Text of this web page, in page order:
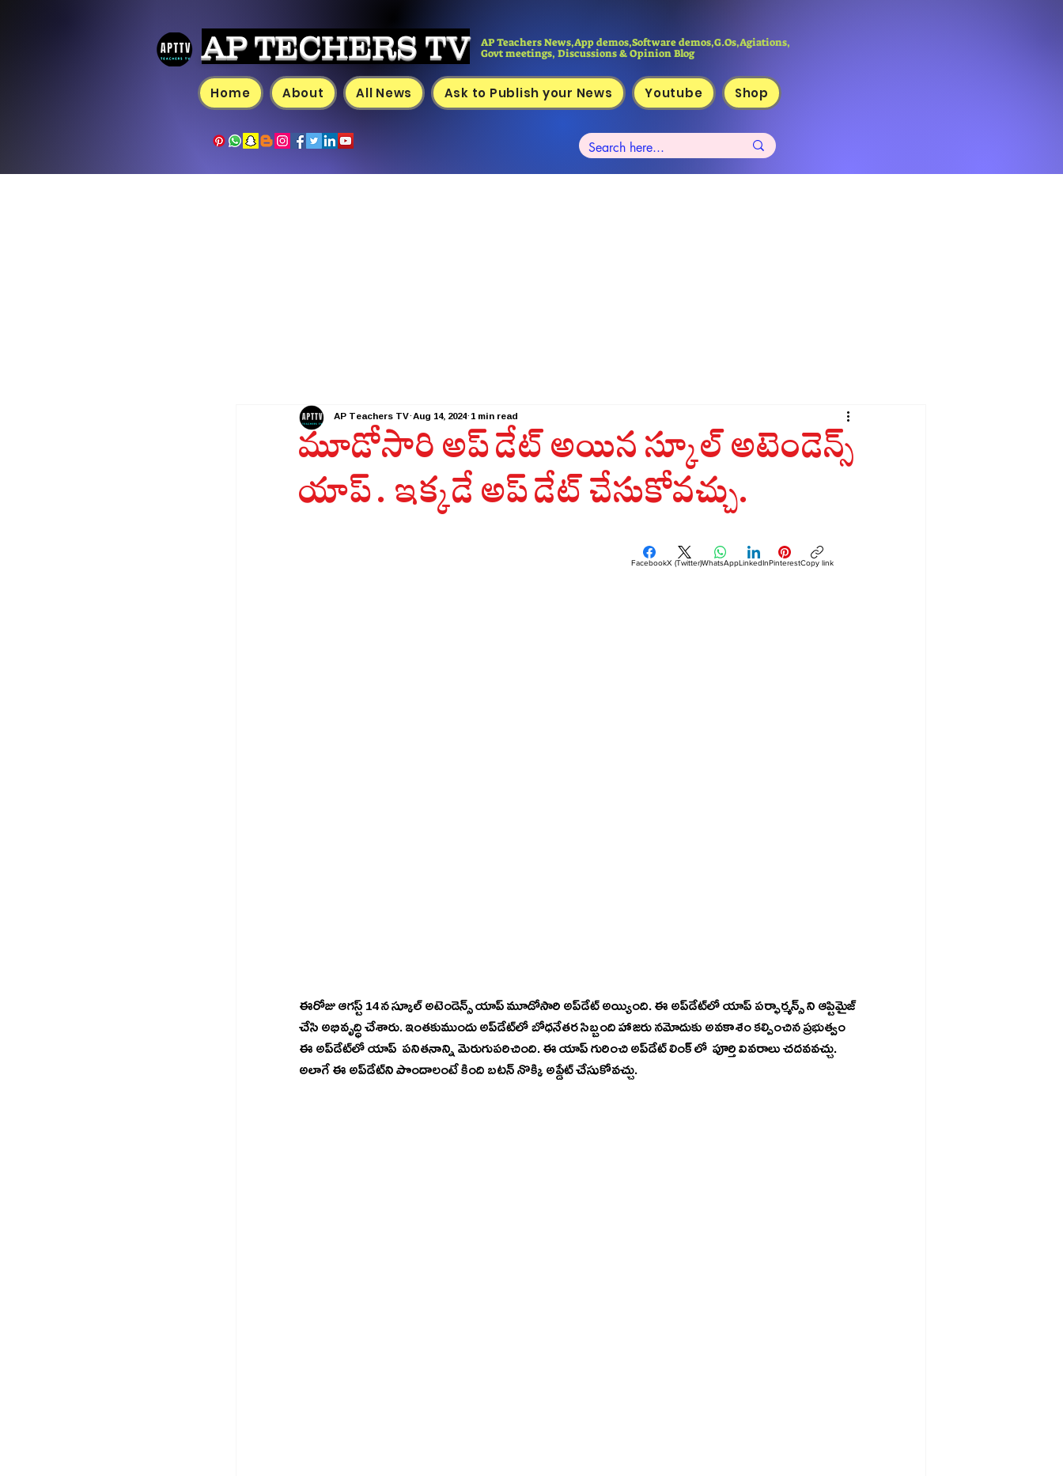
Home About All News Ask to Publish your News Youtube Shop
AP TECHERS TV
AP Teachers News,App demos,Software demos,G.Os,Agiations,
Govt meetings, Discussions & Opinion Blog
మూడోసారి అప్ డేట్ అయిన స్కూల్ అటెండెన్స్
యాప్ . ఇక్కడే అప్ డేట్ చేసుకోవచ్చు.
AP Teachers TV Aug 14, 2024 1 min read
ఈరోజు ఆగస్ట్ 14 న స్కూల్ అటెండెన్స్ యాప్ మూడోసారి అప్‌డేట్ అయ్యింది. ఈ అప్‌డేట్‌లో యాప్ పర్ఫార్మన్స్ ని ఆప్టిమైజ్
చేసి అభివృద్ధి చేశారు. ఇంతకుముందు అప్‌డేట్‌లో బోధనేతర సిబ్బంది హాజరు నమోదుకు అవకాశం కల్పించిన ప్రభుత్వం
ఈ అప్‌డేట్‌లో యాప్  పనితనాన్ని మెరుగుపరిచింది. ఈ యాప్ గురించి అప్‌డేట్ లింక్ లో  పూర్తి వివరాలు చదవవచ్చు.
అలాగే ఈ అప్‌డేట్‌ని పొందాలంటే కింది బటన్ నొక్కి అప్డేట్ చేసుకోవచ్చు.
FacebookX (Twitter)WhatsAppLinkedInPinterestCopy link